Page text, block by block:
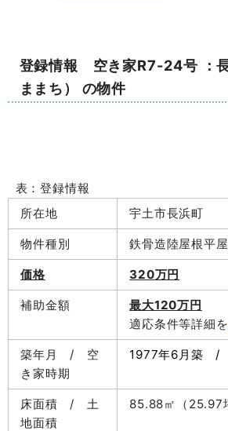
登録情報 空き家R7-24号 ：
ままち） の物件
表：登録情報
所在地
宇土市長浜町
物件種別 鉄骨造陸屋根平
価格 320万円
補助金額
最大120万円
適応条件等詳細を
築年月 / 空
き家時期
1977年6月築 /
床面積 / 土
地面積
85.88㎡（